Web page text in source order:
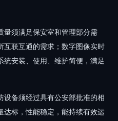
量须满足保安室和管理部分需
互联互通的需求；数字图像实时
统安装、使用、维护简便，满足
设备须经过具有公安部批准的相
达标，性能稳定，能持续有效运